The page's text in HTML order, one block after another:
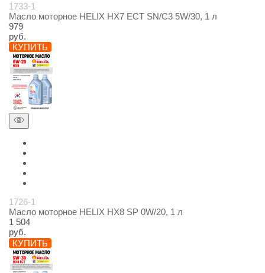
1733-1
Масло моторное HELIX HX7 ECT SN/C3 5W/30, 1 л
979
руб.
КУПИТЬ
1726-1
Масло моторное HELIX HX8 SP 0W/20, 1 л
1 504
руб.
КУПИТЬ